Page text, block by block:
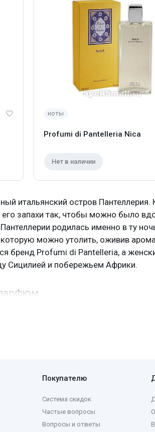
Нет в наличии
ноты
Profumi di Pantelleria Nica
итальянский остров
запахи так, чтобы можно было
родилась именно в ту
можно утолить, оживив
бренд Profumi di Pantelleria, а
Сицилией и побережьем Африки.
с тех пор разрослась до
включает парфюмерную воду
достается EdP, а тем, что
Покупателю
Система скидок
Частые вопросы
Вопросы и ответы